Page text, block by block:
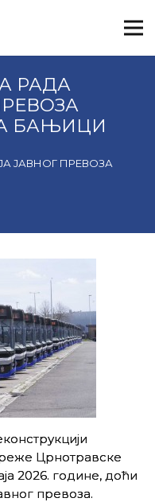
РАДА
БАЊИЦИ
ЈАВНОГ ПРЕВОЗА
Црнотравске
2026. године, доћи
превоза.